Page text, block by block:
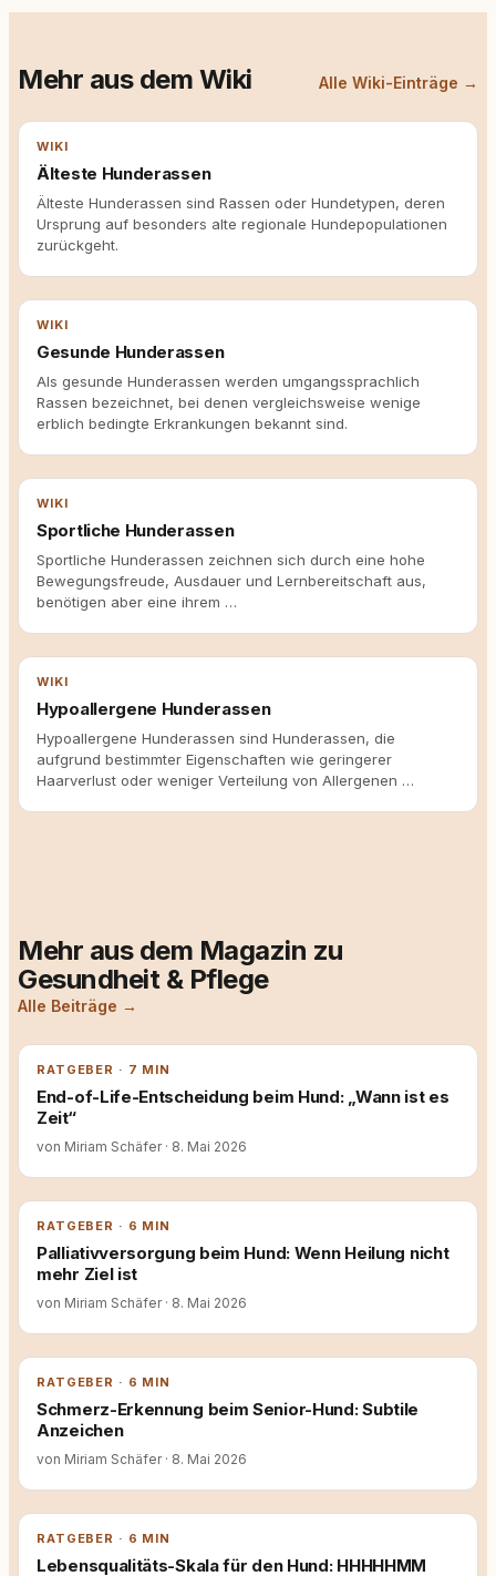
Mehr aus dem Wiki Alle Wiki-Einträge →
WIKI
Älteste Hunderassen
Älteste Hunderassen sind Rassen oder Hundetypen, deren
Ursprung auf besonders alte regionale Hundepopulationen
zurückgeht.
WIKI
Gesunde Hunderassen
Als gesunde Hunderassen werden umgangssprachlich
Rassen bezeichnet, bei denen vergleichsweise wenige
erblich bedingte Erkrankungen bekannt sind.
WIKI
Sportliche Hunderassen
Sportliche Hunderassen zeichnen sich durch eine hohe
Bewegungsfreude, Ausdauer und Lernbereitschaft aus,
benötigen aber eine ihrem …
WIKI
Hypoallergene Hunderassen
Hypoallergene Hunderassen sind Hunderassen, die
aufgrund bestimmter Eigenschaften wie geringerer
Haarverlust oder weniger Verteilung von Allergenen …
Mehr aus dem Magazin zu
Gesundheit & Pflege
Alle Beiträge →
RATGEBER · 7 MIN
End-of-Life-Entscheidung beim Hund: „Wann ist es
Zeit“
von Miriam Schäfer · 8. Mai 2026
RATGEBER · 6 MIN
Palliativversorgung beim Hund: Wenn Heilung nicht
mehr Ziel ist
von Miriam Schäfer · 8. Mai 2026
RATGEBER · 6 MIN
Schmerz-Erkennung beim Senior-Hund: Subtile
Anzeichen
von Miriam Schäfer · 8. Mai 2026
RATGEBER · 6 MIN
Lebensqualitäts-Skala für den Hund: HHHHHMM